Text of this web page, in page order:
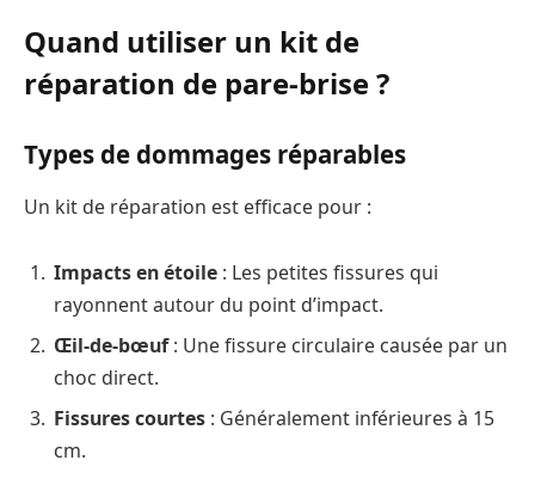
Quand utiliser un kit de
réparation de pare-brise ?
Types de dommages réparables
Un kit de réparation est efficace pour :
Impacts en étoile : Les petites fissures qui
rayonnent autour du point d’impact.
Œil-de-bœuf: Une fissure circulaire causée par un
choc direct.
Fissures courtes : Généralement inférieures à 15
cm.